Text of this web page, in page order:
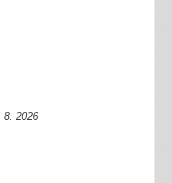
8. 2026